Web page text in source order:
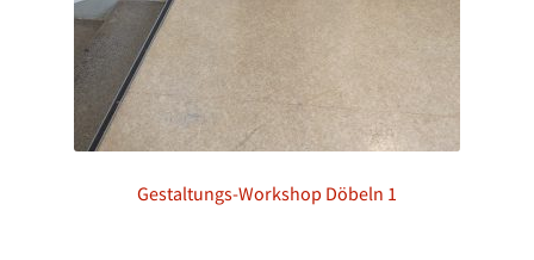
Gestaltungs-Workshop Döbeln 1